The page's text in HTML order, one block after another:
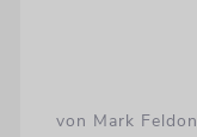
von Mark Feldon